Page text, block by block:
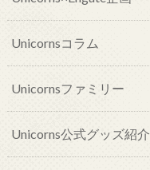
Unicornsコラム
Unicornsファミリー
Unicorns公式グッズ紹介